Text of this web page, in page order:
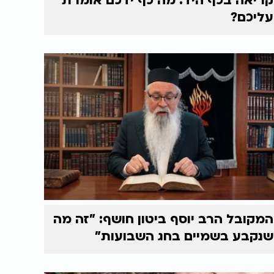
עליכם?
המקובל הרב יוסף ביטון חושף: "זה מה
שנקבע בשמיים בחג השבועות"